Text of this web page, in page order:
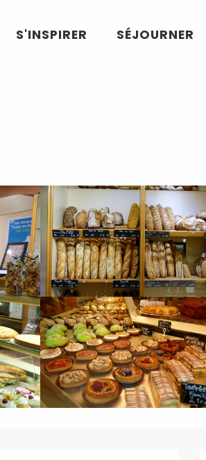
S'INSPIRER SÉJOURNER